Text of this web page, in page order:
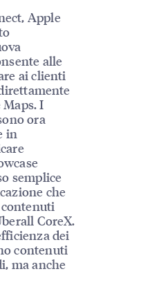
Apple
alle
ai clienti
I
ora
in
semplice
che
CoreX.
dei
contenuti
ma anche